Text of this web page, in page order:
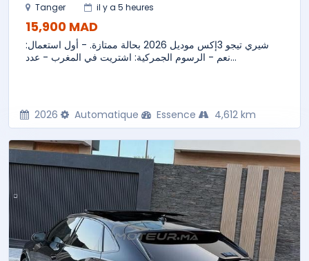
Tanger il y a 5 heures
15,900 MAD
شيري تيجو 3إكس موديل 2026 بحالة ممتازة. - أول استعمال:
نعم - الرسوم الجمركية: اشتريت في المغرب - عدد...
2026 Automatique Essence 4,612 km